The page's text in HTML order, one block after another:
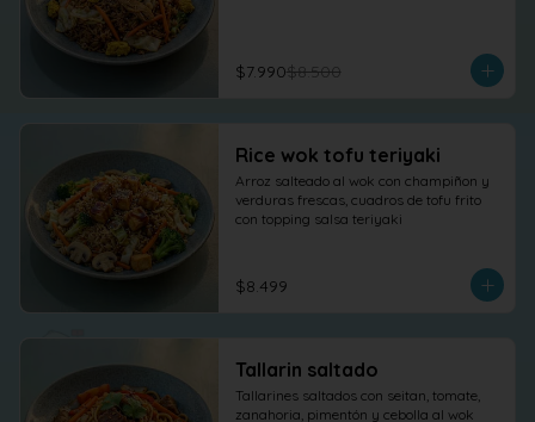
$7.990$8.500
Rice wok tofu teriyaki
Arroz salteado al wok con champiñon y
verduras frescas, cuadros de tofu frito
con topping salsa teriyaki
$8.499
Tallarin saltado
Tallarines saltados con seitan, tomate,
zanahoria, pimentón y cebolla al wok